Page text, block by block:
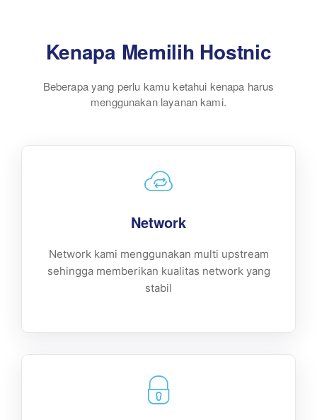
Kenapa Memilih Hostnic
Beberapa yang perlu kamu ketahui kenapa harus
menggunakan layanan kami.
Network
Network kami menggunakan multi upstream
sehingga memberikan kualitas network yang
stabil